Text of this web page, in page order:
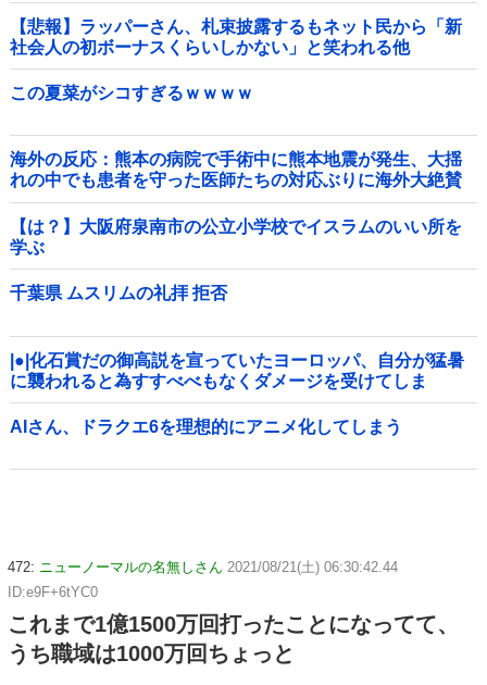
【悲報】ラッパーさん、札束披露するもネット民から「新
社会人の初ボーナスくらいしかない」と笑われる他
この夏菜がシコすぎるｗｗｗｗ
海外の反応：熊本の病院で手術中に熊本地震が発生、大揺
れの中でも患者を守った医師たちの対応ぶりに海外大絶賛
【は？】大阪府泉南市の公立小学校でイスラムのいい所を
学ぶ
千葉県 ムスリムの礼拝 拒否
|●|化石賞だの御高説を宣っていたヨーロッパ、自分が猛暑
に襲われると為すすべべもなくダメージを受けてしま
い……
AIさん、ドラクエ6を理想的にアニメ化してしまう
472: ニューノーマルの名無しさん 2021/08/21(土) 06:30:42.44
ID:e9F+6tYC0
これまで1億1500万回打ったことになってて、
うち職域は1000万回ちょっと